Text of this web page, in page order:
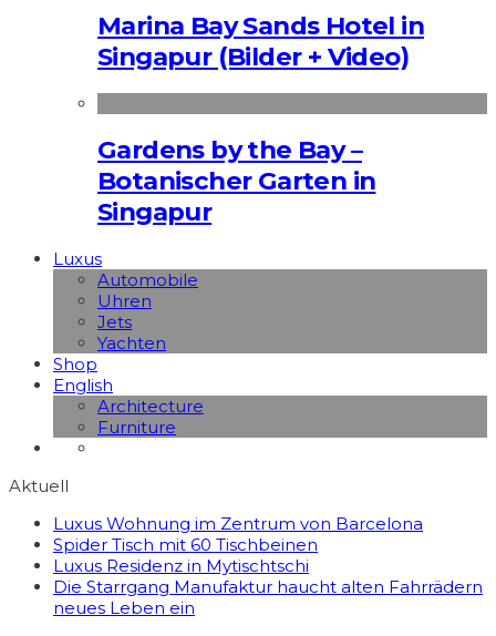
Marina Bay Sands Hotel in
Singapur (Bilder + Video)
Gardens by the Bay –
Botanischer Garten in
Singapur
Luxus
Automobile
Uhren
Jets
Yachten
Shop
English
Architecture
Furniture
Aktuell
Luxus Wohnung im Zentrum von Barcelona
Spider Tisch mit 60 Tischbeinen
Luxus Residenz in Mytischtschi
Die Starrgang Manufaktur haucht alten Fahrrädern
neues Leben ein